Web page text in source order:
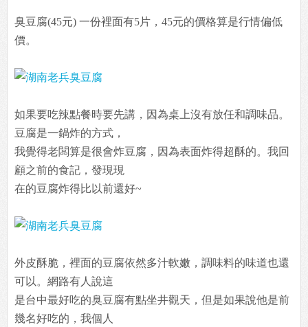
臭豆腐(45元) 一份裡面有5片，45元的價格算是行情偏低
價。
如果要吃辣點餐時要先講，因為桌上沒有放任和調味品。
豆腐是一鍋炸的方式，
我覺得老闆算是很會炸豆腐，因為表面炸得超酥的。我回
顧之前的食記，發現現
在的豆腐炸得比以前還好~
外皮酥脆，裡面的豆腐依然多汁軟嫩，調味料的味道也還
可以。網路有人說這
是台中最好吃的臭豆腐有點坐井觀天，但是如果說他是前
幾名好吃的，我個人